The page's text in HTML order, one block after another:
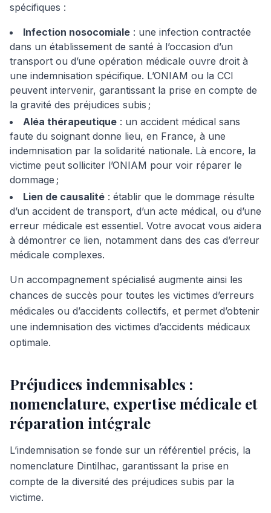
spécifiques :
Infection nosocomiale : une infection contractée
dans un établissement de santé à l’occasion d’un
transport ou d’une opération médicale ouvre droit à
une indemnisation spécifique. L’ONIAM ou la CCI
peuvent intervenir, garantissant la prise en compte de
la gravité des préjudices subis ;
Aléa thérapeutique : un accident médical sans
faute du soignant donne lieu, en France, à une
indemnisation par la solidarité nationale. Là encore, la
victime peut solliciter l’ONIAM pour voir réparer le
dommage ;
Lien de causalité : établir que le dommage résulte
d’un accident de transport, d’un acte médical, ou d’une
erreur médicale est essentiel. Votre avocat vous aidera
à démontrer ce lien, notamment dans des cas d’erreur
médicale complexes.
Un accompagnement spécialisé augmente ainsi les
chances de succès pour toutes les victimes d’erreurs
médicales ou d’accidents collectifs, et permet d’obtenir
une indemnisation des victimes d’accidents médicaux
optimale.
Préjudices indemnisables :
nomenclature, expertise médicale et
réparation intégrale
L’indemnisation se fonde sur un référentiel précis, la
nomenclature Dintilhac, garantissant la prise en
compte de la diversité des préjudices subis par la
victime.